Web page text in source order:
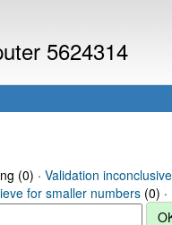
5624314
(0) · Validation inconclusive
for smaller numbers (0) ·